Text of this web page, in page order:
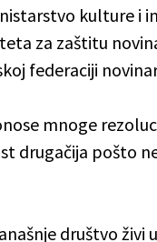
kulture i
za zaštitu
federaciji
mnoge
drugačija pošto
društvo